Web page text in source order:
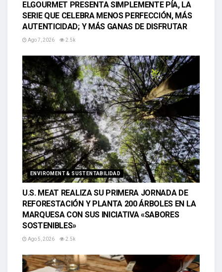
ELGOURMET PRESENTA SIMPLEMENTE PÍA, LA
SERIE QUE CELEBRA MENOS PERFECCIÓN, MÁS
AUTENTICIDAD; Y MÁS GANAS DE DISFRUTAR
Ago 7, 2026 2.5k
ENVIROMENT & SUSTENTABILIDAD
U.S. MEAT REALIZA SU PRIMERA JORNADA DE
REFORESTACIÓN Y PLANTA 200 ÁRBOLES EN LA
MARQUESA CON SUS INICIATIVA «SABORES
SOSTENIBLES»
Ago 5, 2026 2.5k